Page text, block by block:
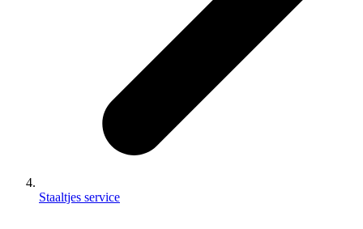
Staaltjes service